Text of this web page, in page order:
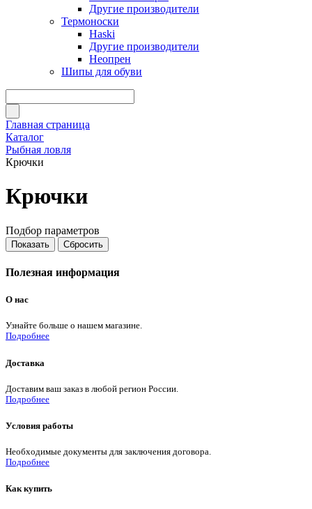
Другие производители
Термоноски
Haski
Другие производители
Неопрен
Шипы для обуви
Главная страница
Каталог
Рыбная ловля
Крючки
Крючки
Подбор параметров
Полезная информация
О нас
Узнайте больше о нашем магазине.
Подробнее
Доставка
Доставим ваш заказ в любой регион России.
Подробнее
Условия работы
Необходимые документы для заключения договора.
Подробнее
Как купить